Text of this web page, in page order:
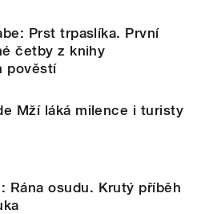
Prst trpaslíka. První
četby z knihy
pověstí
Mží láká milence i turisty
Rána osudu. Krutý příběh